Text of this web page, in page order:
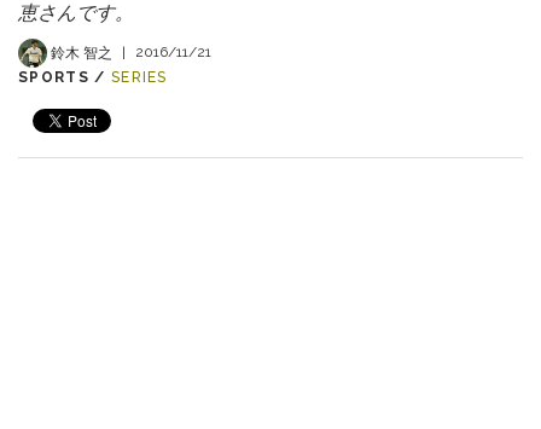
恵さんです。
鈴木 智之 |
2016/11/21
SPORTS / SERIES